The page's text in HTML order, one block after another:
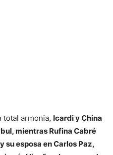
total armonia, Icardi y China
mientras Rufina Cabré
su esposa en Carlos Paz,